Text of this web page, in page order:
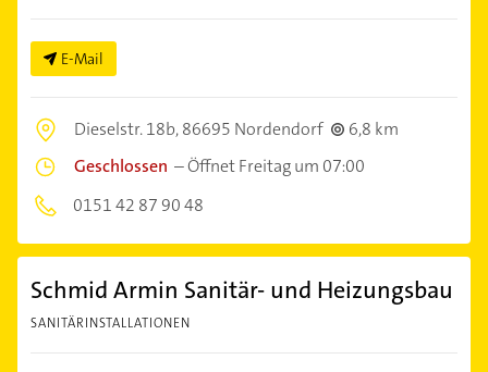
E-Mail
Dieselstr. 18b,86695 Nordendorf
6,8 km
Geschlossen –Öffnet Freitag um 07:00
0151 42 87 90 48
Schmid Armin Sanitär- und Heizungsbau
SANITÄRINSTALLATIONEN